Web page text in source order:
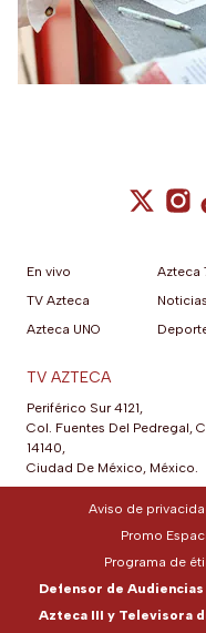
En vivo
TV Azteca
Azteca UNO
Azteca
Noticias
TV AZTECA
Periférico Sur 4121,
Col. Fuentes Del Pedregal,
14140,
Ciudad De México, México.
Aviso de
Promo
Programa de
Defensor de
Azteca III y Televisora